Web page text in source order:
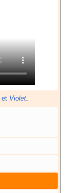
et Violet.